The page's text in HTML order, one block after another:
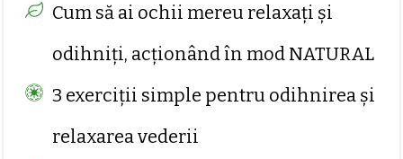
Cum să ai ochii mereu relaxați și
odihniți, acționând în mod NATURAL
3 exerciții simple pentru odihnirea și
relaxarea vederii